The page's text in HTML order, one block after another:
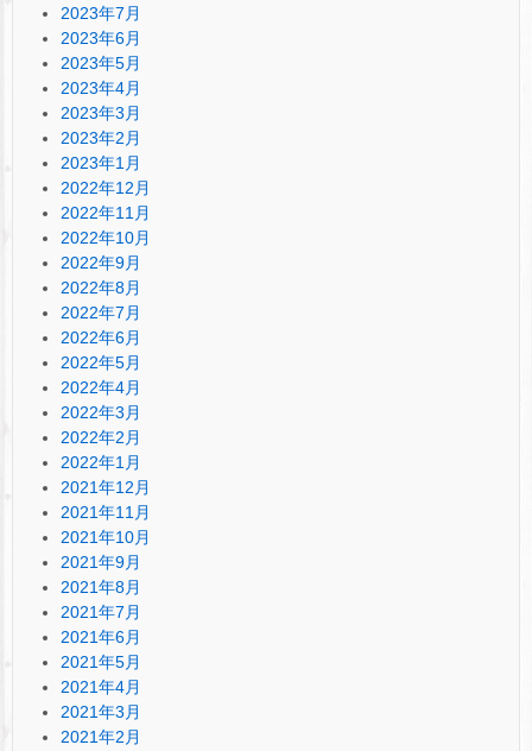
2023年7月
2023年6月
2023年5月
2023年4月
2023年3月
2023年2月
2023年1月
2022年12月
2022年11月
2022年10月
2022年9月
2022年8月
2022年7月
2022年6月
2022年5月
2022年4月
2022年3月
2022年2月
2022年1月
2021年12月
2021年11月
2021年10月
2021年9月
2021年8月
2021年7月
2021年6月
2021年5月
2021年4月
2021年3月
2021年2月